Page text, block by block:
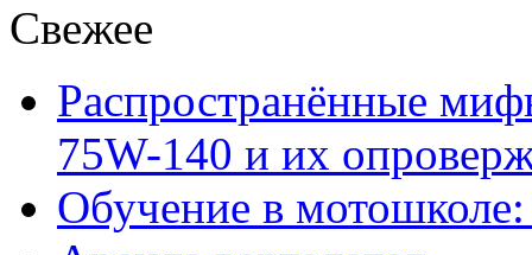
Свежее
Распространённые
75W-140 и их
Обучение в